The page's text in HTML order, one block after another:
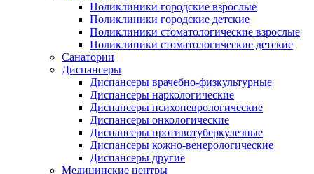
Поликлиники городские взрослые
Поликлиники городские детские
Поликлиники стоматологические взрослые
Поликлиники стоматологические детские
Санатории
Диспансеры
Диспансеры врачебно-физкультурные
Диспансеры наркологические
Диспансеры психоневрологические
Диспансеры онкологические
Диспансеры противотуберкулезные
Диспансеры кожно-венерологические
Диспансеры другие
Медицинские центры